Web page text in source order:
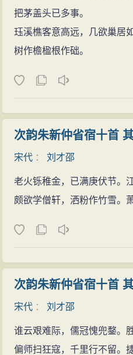
把茅盖头已多事。
珏溪樵客意高远，几欲巢居
树作檐楹根作础。
次韵朱新仲省宿十首
宋代 ：刘才邵
老火铄稚金，已满庚伏节。
颇欲学僧轩，洒粉作竹雪。
次韵朱新仲省宿十首
宋代 ：刘才邵
谁云艰难际，儒冠愧兜鍪。
偏师扫狂寇，千里行不留。